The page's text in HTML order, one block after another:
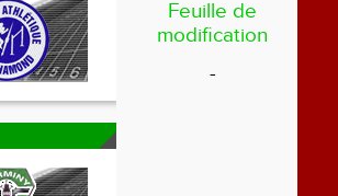
Feuille de
modification
-